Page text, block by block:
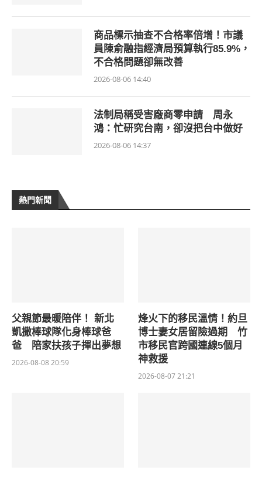
商品標示抽查不合格率倍增！市議
員陳俞融指經濟局預算執行85.9%，
不合格問題卻無改善
2026-08-06 14:40
法制局稱受害廠商零申請 周永
鴻：忙研究台南，卻沒把台中做好
2026-08-06 14:37
熱門新聞
父親節最暖陪伴！ 新北
凱撒棒球隊化身棒球爸
爸 陪家扶孩子揮出夢想
2026-08-08 20:59
烽火下的移民溫情！約旦
博士妻女居留險過期 竹
市移民官跨國連線5個月
神救援
2026-08-07 21:21